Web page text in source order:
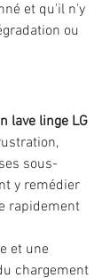
et qu'il n'y
ou
lave linge LG
sous-
y remédier
rapidement
et une
chargement